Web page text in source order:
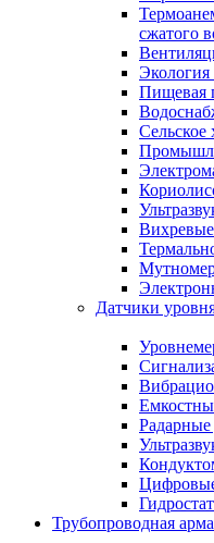
сжатого
Экология
Пищевая
Сельское
Датчики
Радарные
Трубопроводная